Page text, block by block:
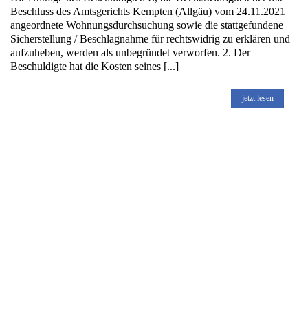
Beschluss des Amtsgerichts Kempten (Allgäu) vom 24.11.2021
angeordnete Wohnungsdurchsuchung sowie die stattgefundene
Sicherstellung / Beschlagnahme für rechtswidrig zu erklären und
aufzuheben, werden als unbegründet verworfen. 2. Der
Beschuldigte hat die Kosten seines [...]
jetzt lesen